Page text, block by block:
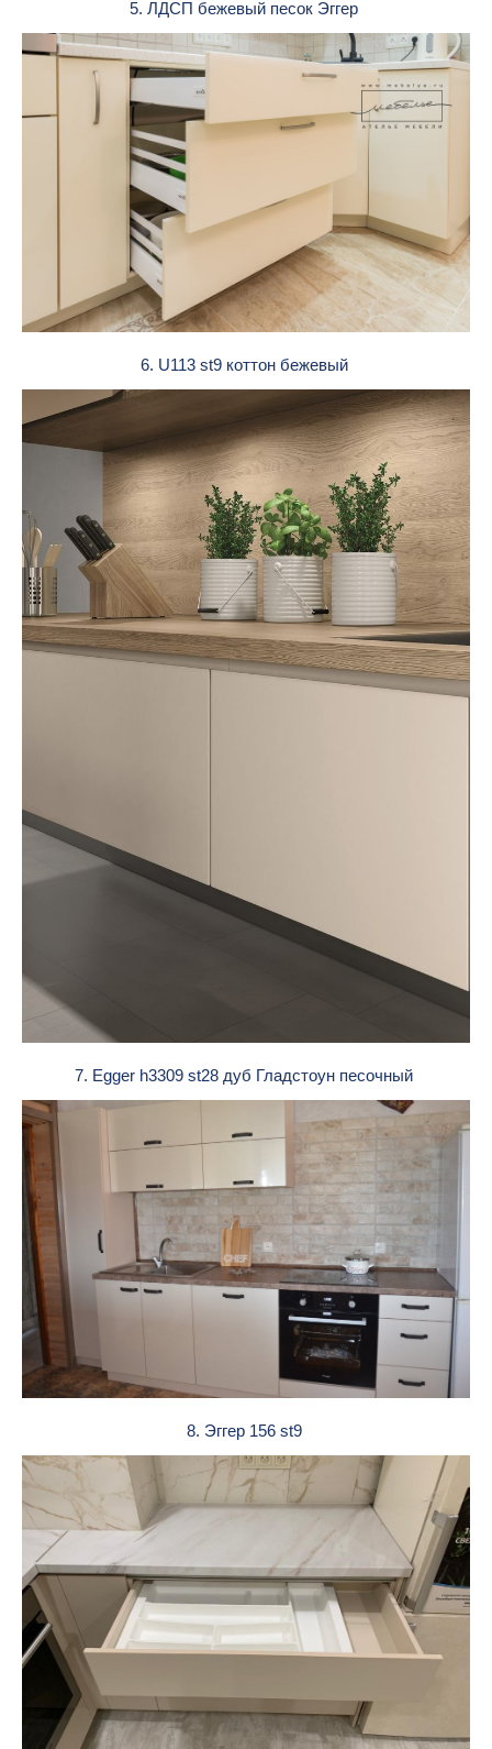
5. ЛДСП бежевый песок Эггер
6. U113 st9 коттон бежевый
7. Egger h3309 st28 дуб Гладстоун песочный
8. Эггер 156 st9